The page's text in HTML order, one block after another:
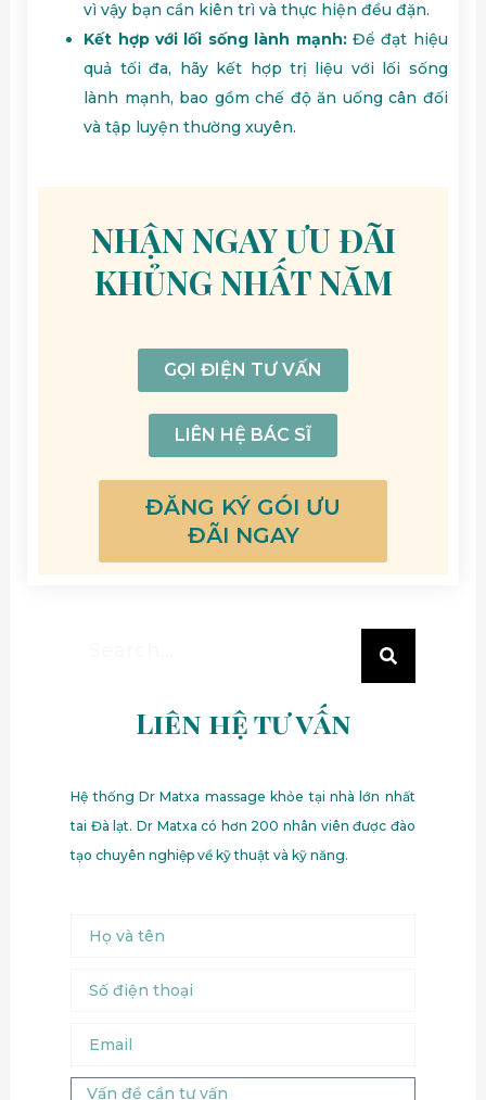
vì vậy bạn cần kiên trì và thực hiện đều đặn.
Kết hợp với lối sống lành mạnh:Để đạt hiệu
quả tối đa, hãy kết hợp trị liệu với lối sống
lành mạnh, bao gồm chế độ ăn uống cân đối
và tập luyện thường xuyên.
NHẬN NGAY ƯU ĐÃI
KHỦNG NHẤT NĂM
GỌI ĐIỆN TƯ VẤN
LIÊN HỆ BÁC SĨ
ĐĂNG KÝ GÓI ƯU
ĐÃI NGAY
Search
Liên hệ tư vấn
Hệ thống Dr Matxa massage khỏe tại nhà lớn nhất
tai Đà lạt. Dr Matxa có hơn 200 nhân viên được đào
tạo chuyên nghiệp về kỹ thuật và kỹ năng.
Name
điện
Message